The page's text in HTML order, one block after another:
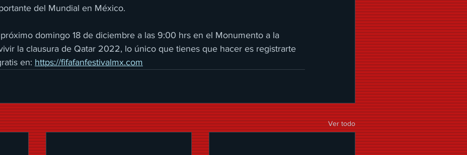
del Mundial en México.
domingo 18 de diciembre a las 9:00 hrs en el Monumento a la
la clausura de Qatar 2022, lo único que tienes que hacer es registrarte
en: https://fifafanfestivalmx.com
Ver todo